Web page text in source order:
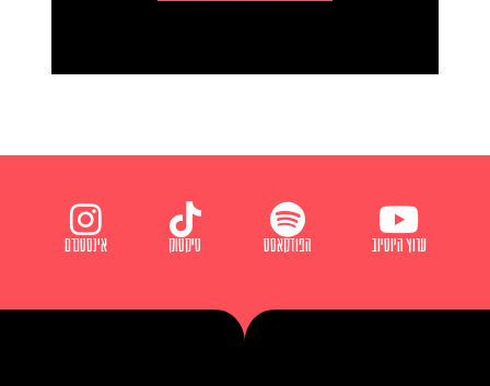
ערוץ היוטיוב הפודקאסט טיקטוק אינסטגרם